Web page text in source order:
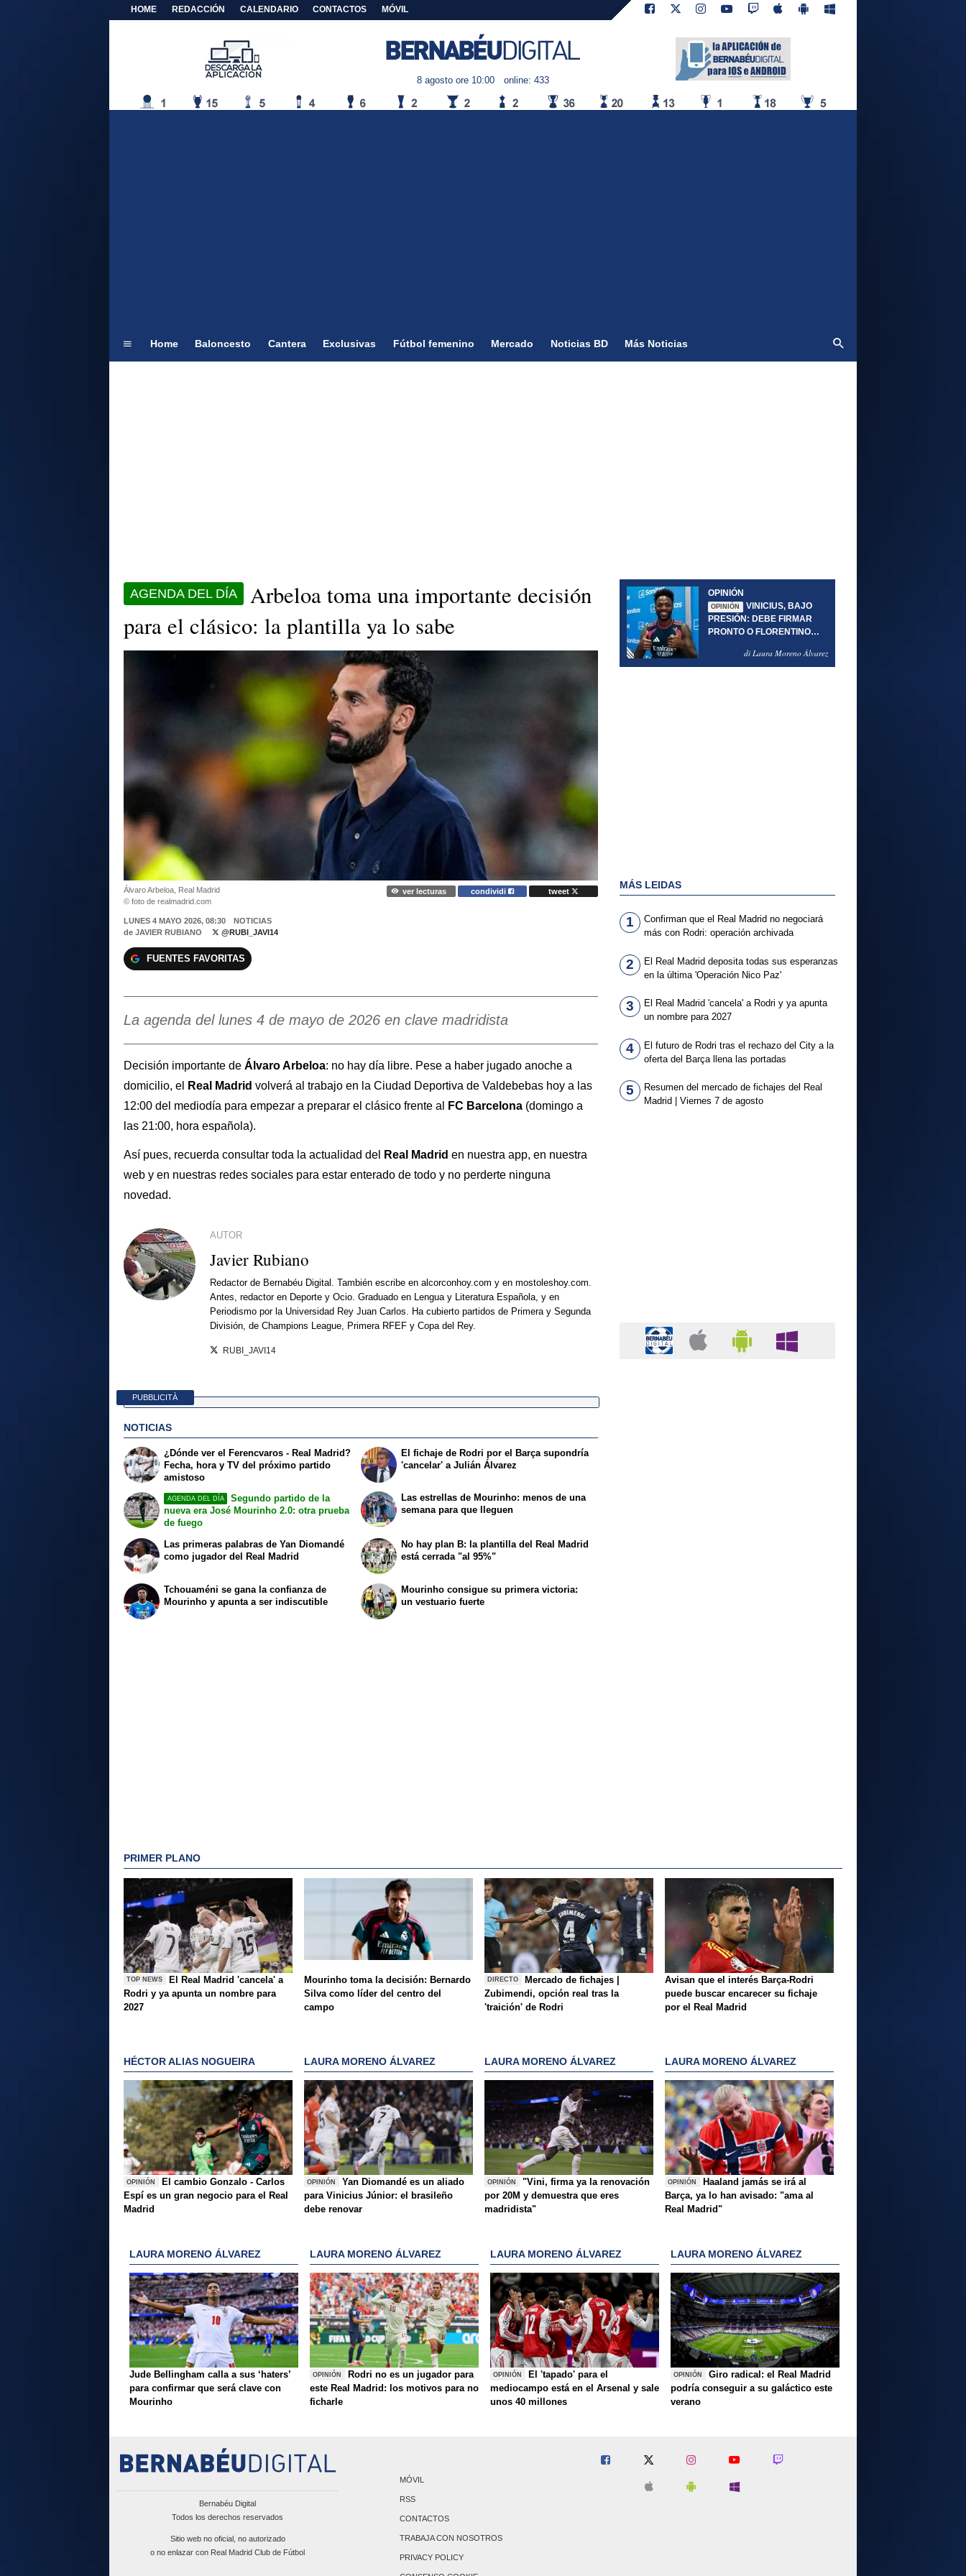
HOME REDACCIÓN CALENDARIO CONTACTOS MÓVIL
8 agosto ore 10:00 online: 433
Home Baloncesto Cantera Exclusivas Fútbol femenino Mercado Noticias BD Más Noticias
AGENDA DEL DÍA
Arbeloa toma una importante decisión
para el clásico: la plantilla ya lo sabe
Álvaro Arbeloa, Real Madrid
© foto de realmadrid.com
ver lecturas condividi tweet
LUNES 4 MAYO 2026, 08:30
NOTICIAS
de JAVIER RUBIANO @RUBI_JAVI14
FUENTES FAVORITAS
La agenda del lunes 4 de mayo de 2026 en clave madridista
Decisión importante de Álvaro Arbeloa: no hay día libre. Pese a haber jugado anoche a
domicilio, el
Real Madrid volverá al trabajo en la Ciudad Deportiva de Valdebebas hoy a las
12:00 del mediodía para empezar a preparar el clásico frente al
FC Barcelona (domingo a
las 21:00, hora española).
Así pues, recuerda consultar toda la actualidad del Real Madrid en nuestra app, en nuestra
web y en nuestras redes sociales para estar enterado de todo y no perderte ninguna
novedad.
AUTOR
Javier Rubiano
Redactor de Bernabéu Digital. También escribe en alcorconhoy.com y en mostoleshoy.com.
Antes, redactor en Deporte y Ocio. Graduado en Lengua y Literatura Española, y en
Periodismo por la Universidad Rey Juan Carlos. Ha cubierto partidos de Primera y Segunda
División, de Champions League, Primera RFEF y Copa del Rey.
RUBI_JAVI14
PUBBLICITÀ
NOTICIAS
¿Dónde ver el Ferencvaros - Real Madrid?
Fecha, hora y TV del próximo partido
amistoso
AGENDA DEL DÍA
Segundo partido de la
nueva era José Mourinho 2.0: otra prueba
de fuego
El fichaje de Rodri por el Barça supondría
'cancelar' a Julián Álvarez
Las estrellas de Mourinho: menos de una
semana para que lleguen
Las primeras palabras de Yan Diomandé
como jugador del Real Madrid
Tchouaméni se gana la confianza de
Mourinho y apunta a ser indiscutible
No hay plan B: la plantilla del Real Madrid
está cerrada "al 95%"
Mourinho consigue su primera victoria:
un vestuario fuerte
OPINIÓN
OPINIÓN
VINICIUS, BAJO
PRESIÓN: DEBE FIRMAR
PRONTO O FLORENTINO
di Laura Moreno Álvarez
MÁS LEIDAS
1
Confirman que el Real Madrid no negociará
más con Rodri: operación archivada
2
El Real Madrid deposita todas sus esperanzas
en la última 'Operación Nico Paz'
3
El Real Madrid 'cancela' a Rodri y ya apunta
un nombre para 2027
4
El futuro de Rodri tras el rechazo del City a la
oferta del Barça llena las portadas
5
Resumen del mercado de fichajes del Real
Madrid | Viernes 7 de agosto
PRIMER PLANO
TOP NEWS
El Real Madrid 'cancela' a
Rodri y ya apunta un nombre para
2027
Mourinho toma la decisión: Bernardo
Silva como líder del centro del
campo
DIRECTO
Mercado de fichajes |
Zubimendi, opción real tras la
'traición' de Rodri
Avisan que el interés Barça-Rodri
puede buscar encarecer su fichaje
por el Real Madrid
HÉCTOR ALIAS NOGUEIRA
OPINIÓN
El cambio Gonzalo - Carlos
Espí es un gran negocio para el Real
Madrid
LAURA MORENO ÁLVAREZ
OPINIÓN
Yan Diomandé es un aliado
para Vinicius Júnior: el brasileño
debe renovar
LAURA MORENO ÁLVAREZ
OPINIÓN
"Vini, firma ya la renovación
por 20M y demuestra que eres
madridista"
LAURA MORENO ÁLVAREZ
OPINIÓN
Haaland jamás se irá al
Barça, ya lo han avisado: "ama al
Real Madrid"
LAURA MORENO ÁLVAREZ
Jude Bellingham calla a sus ‘haters’
para confirmar que será clave con
Mourinho
LAURA MORENO ÁLVAREZ
OPINIÓN
Rodri no es un jugador para
este Real Madrid: los motivos para no
ficharle
LAURA MORENO ÁLVAREZ
OPINIÓN
El 'tapado' para el
mediocampo está en el Arsenal y sale
unos 40 millones
LAURA MORENO ÁLVAREZ
OPINIÓN
Giro radical: el Real Madrid
podría conseguir a su galáctico este
verano
Bernabéu Digital
Todos los derechos reservados
Sitio web no oficial, no autorizado
o no enlazar con Real Madrid Club de Fútbol
MÓVIL
RSS
CONTACTOS
TRABAJA CON NOSOTROS
PRIVACY POLICY